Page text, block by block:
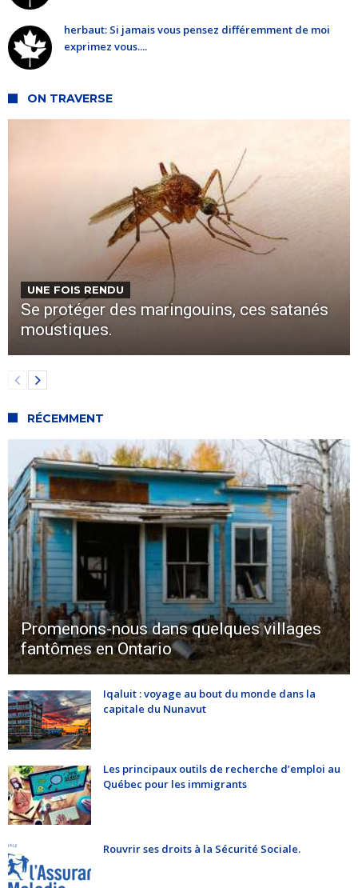
herbaut: Si jamais vous pensez différemment de moi
exprimez vous....
ON TRAVERSE
UNE FOIS RENDU
Se protéger des maringouins, ces satanés
moustiques.
RÉCEMMENT
Promenons-nous dans quelques villages
fantômes en Ontario
Iqaluit : voyage au bout du monde dans la
capitale du Nunavut
Les principaux outils de recherche d’emploi au
Québec pour les immigrants
Rouvrir ses droits à la Sécurité Sociale.